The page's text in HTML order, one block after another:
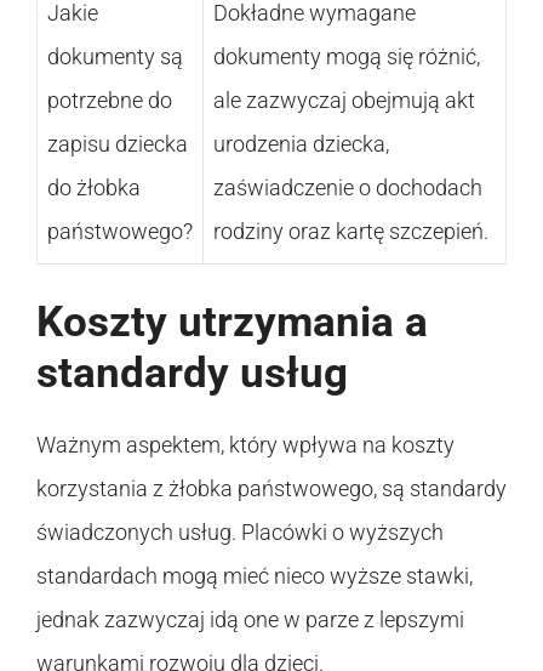
Jakie
dokumenty są
potrzebne do
zapisu dziecka
do żłobka
państwowego?
Dokładne wymagane
dokumenty mogą się różnić,
ale zazwyczaj obejmują akt
urodzenia dziecka,
zaświadczenie o dochodach
rodziny oraz kartę szczepień.
Koszty utrzymania a
standardy usług
Ważnym aspektem, który wpływa na koszty
korzystania z żłobka państwowego, są standardy
świadczonych usług. Placówki o wyższych
standardach mogą mieć nieco wyższe stawki,
jednak zazwyczaj idą one w parze z lepszymi
warunkami rozwoju dla dzieci.